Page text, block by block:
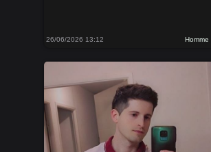
26/06/2026 13:12 Homme